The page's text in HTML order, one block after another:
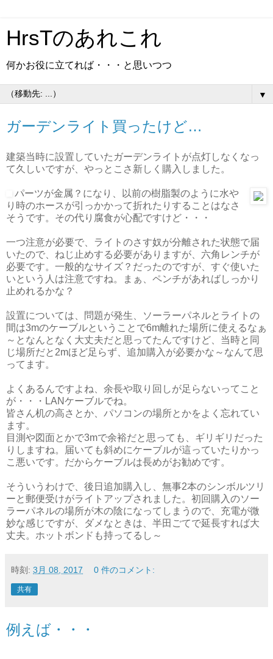
HrsTのあれこれ
何かお役に立てれば・・・と思いつつ
▼
ガーデンライト買ったけど…
建築当時に設置していたガーデンライトが点灯しなくなっ
て久しいですが、やっとこさ新しく購入しました。
パーツが金属？になり、以前の樹脂製のように水や
り時のホースが引っかかって折れたりすることはなさ
そうです。その代り腐食が心配ですけど・・・
一つ注意が必要で、ライトのさす奴が分離された状態で届
いたので、ねじ止めする必要がありますが、六角レンチが
必要です。一般的なサイズ？だったのですが、すぐ使いた
いという人は注意ですね。まぁ、ペンチがあればしっかり
止めれるかな？
設置については、問題が発生、ソーラーパネルとライトの
間は3mのケーブルということで6m離れた場所に使えるなぁ
～となんとなく大丈夫だと思ってたんですけど、当時と同
じ場所だと2mほど足らず、追加購入が必要かな～なんて思
ってます。
よくあるんですよね、余長や取り回しが足らないってこと
が・・・LANケーブルでね。
皆さん机の高さとか、パソコンの場所とかをよく忘れてい
ます。
目測や図面とかで3mで余裕だと思っても、ギリギリだった
りしますね。届いても斜めにケーブルが這っていたりかっ
こ悪いです。だからケーブルは長めがお勧めです。
そういうわけで、後日追加購入し、無事2本のシンボルツリ
ーと郵便受けがライトアップされました。初回購入のソー
ラーパネルの場所が木の陰になってしまうので、充電が微
妙な感じですが、ダメなときは、半田ごてで延長すれば大
丈夫。ホットボンドも持ってるし～
時刻: 3月 08, 2017 0 件のコメント:
共有
例えば・・・